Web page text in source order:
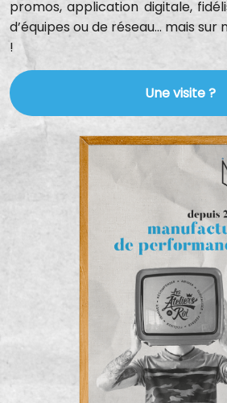
promos, application digitale,
d’équipes ou de réseau... mais sur
!
Une visite ?